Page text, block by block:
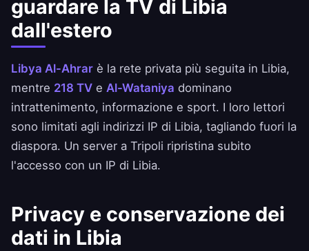
guardare la TV di Libia
dall'estero
Libya Al-Ahrar è la rete privata più seguita in Libia,
mentre 218 TV e Al-Wataniya dominano
intrattenimento, informazione e sport. I loro lettori
sono limitati agli indirizzi IP di Libia, tagliando fuori la
diaspora. Un server a Tripoli ripristina subito
l'accesso con un IP di Libia.
Privacy e conservazione dei
dati in Libia